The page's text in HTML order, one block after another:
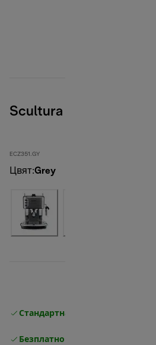
Scultura
ECZ351.GY
Цвят:Grey
Стандартна безплатна доставка
Безплатно връщане